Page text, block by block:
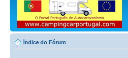
Índice do Fórum